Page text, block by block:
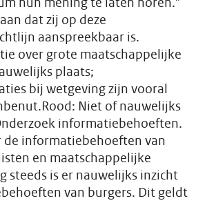
hun mening te laten horen.”
dat zij op deze
aanspreekbaar is.
over grote maatschappelijke
plaats;
bij wetgeving zijn vooral
Niet of nauwelijks
informatiebehoeften.
de informatiebehoeften van
en maatschappelijke
steeds is er nauwelijks inzicht
van burgers. Dit geldt